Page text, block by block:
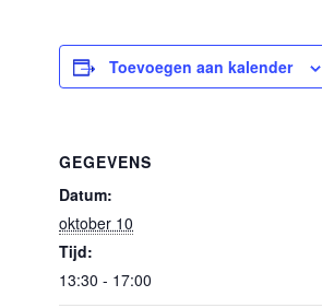
Toevoegen aan kalender
GEGEVENS
Datum:
oktober 10
Tijd:
13:30 - 17:00